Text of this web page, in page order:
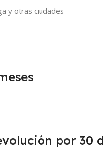
y otras ciudades
por 30